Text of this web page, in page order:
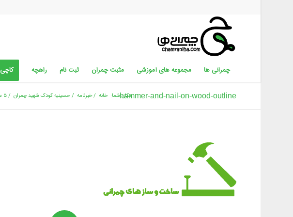
چمرانی ها مجموعه های آموزشی مثبت چمران ثبت نام راهچه کاچی
hammer-and-nail-on-wood-outline
مکان شما: خانه /خبرنامه /حسینیه کودک شهید چمران /۵ ساله های حسینیه کودک شهید چمران